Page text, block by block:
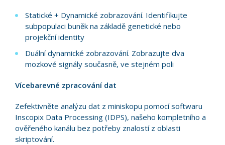
Statické + Dynamické zobrazování. Identifikujte
subpopulaci buněk na základě genetické nebo
projekční identity
Duální dynamické zobrazování. Zobrazujte dva
mozkové signály současně, ve stejném poli
Vícebarevné zpracování dat
Zefektivněte analýzu dat z miniskopu pomocí softwaru
Inscopix Data Processing (IDPS), našeho kompletního a
ověřeného kanálu bez potřeby znalostí z oblasti
skriptování.